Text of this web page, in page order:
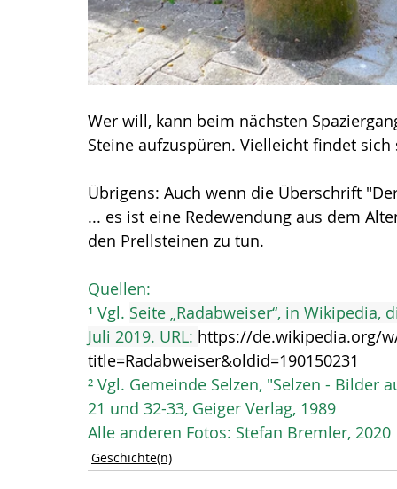
Wer will, kann beim nächsten
Steine aufzuspüren. Vielleicht findet
Übrigens: Auch wenn die Überschrift
... es ist eine Redewendung aus dem
den Prellsteinen zu tun.
Quellen:
¹ Vgl. Seite „Radabweiser“, in
Juli 2019. URL: https://de.wikipedia.org/
title=Radabweiser&oldid=190150231
² Vgl. Gemeinde Selzen, "Selzen - Bilder
21 und 32-33, Geiger Verlag, 1989
Alle anderen Fotos: Stefan Bremler, 2020
Geschichte(n)